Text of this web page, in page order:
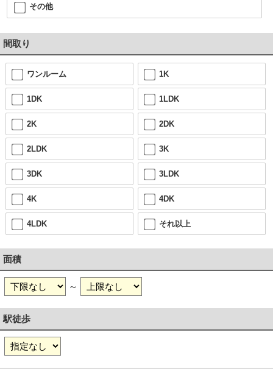
その他
間取り
ワンルーム 1K
1DK 1LDK
2K 2DK
2LDK 3K
3DK 3LDK
4K 4DK
4LDK それ以上
面積
～
駅徒歩